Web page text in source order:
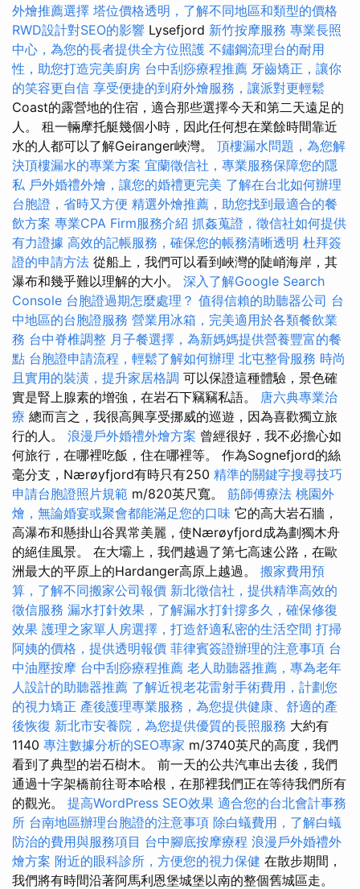
外燴推薦選擇 塔位價格透明，了解不同地區和類型的價格
RWD設計對SEO的影響 Lysefjord 新竹按摩服務 專業長照
中心，為您的長者提供全方位照護 不鏽鋼流理台的耐用
性，助您打造完美廚房 台中刮痧療程推薦 牙齒矯正，讓你
的笑容更自信 享受便捷的到府外燴服務，讓派對更輕鬆
Coast的露營地的住宿，適合那些選擇今天和第二天遠足的
人。 租一輛摩托艇幾個小時，因此任何想在業餘時間靠近
水的人都可以了解Geiranger峽灣。 頂樓漏水問題，為您解
決頂樓漏水的專業方案 宜蘭徵信社，專業服務保障您的隱
私 戶外婚禮外燴，讓您的婚禮更完美 了解在台北如何辦理
台胞證，省時又方便 精選外燴推薦，助您找到最適合的餐
飲方案 專業CPA Firm服務介紹 抓姦蒐證，徵信社如何提供
有力證據 高效的記帳服務，確保您的帳務清晰透明 杜拜簽
證的申請方法 從船上，我們可以看到峽灣的陡峭海岸，其
瀑布和幾乎難以理解的大小。 深入了解Google Search
Console 台胞證過期怎麼處理？ 值得信賴的助聽器公司 台
中地區的台胞證服務 營業用冰箱，完美適用於各類餐飲業
務 台中脊椎調整 月子餐選擇，為新媽媽提供營養豐富的餐
點 台胞證申請流程，輕鬆了解如何辦理 北屯整骨服務 時尚
且實用的裝潢，提升家居格調 可以保證這種體驗，景色確
實是腎上腺素的增強，在岩石下竊竊私語。 唐六典專業治
療 總而言之，我很高興享受挪威的巡遊，因為喜歡獨立旅
行的人。 浪漫戶外婚禮外燴方案 曾經很好，我不必擔心如
何旅行，在哪裡吃飯，住在哪裡等。 作為Sognefjord的絲
毫分支，Nærøyfjord有時只有250 精準的關鍵字搜尋技巧
申請台胞證照片規範 m/820英尺寬。 筋師傅療法 桃園外
燴，無論婚宴或聚會都能滿足您的口味 它的高大岩石牆，
高瀑布和懸掛山谷異常美麗，使Nærøyfjord成為劃獨木舟
的絕佳風景。 在大壩上，我們越過了第七高速公路，在歐
洲最大的平原上的Hardanger高原上越過。 搬家費用預
算，了解不同搬家公司報價 新北徵信社，提供精準高效的
徵信服務 漏水打針效果，了解漏水打針撐多久，確保修復
效果 護理之家單人房選擇，打造舒適私密的生活空間 打掃
阿姨的價格，提供透明報價 菲律賓簽證辦理的注意事項 台
中油壓按摩 台中刮痧療程推薦 老人助聽器推薦，專為老年
人設計的助聽器推薦 了解近視老花雷射手術費用，計劃您
的視力矯正 產後護理專業服務，為您提供健康、舒適的產
後恢復 新北市安養院，為您提供優質的長照服務 大約有
1140 專注數據分析的SEO專家 m/3740英尺的高度，我們
看到了典型的岩石樹木。 前一天的公共汽車出去後，我們
通過十字架橋前往哥本哈根，在那裡我們正在等待我們所有
的觀光。 提高WordPress SEO效果 適合您的台北會計事務
所 台南地區辦理台胞證的注意事項 除白蟻費用，了解白蟻
防治的費用與服務項目 台中腳底按摩療程 浪漫戶外婚禮外
燴方案 附近的眼科診所，方便您的視力保健 在散步期間，
我們將有時間沿著阿馬利恩堡城堡以南的整個舊城區走。